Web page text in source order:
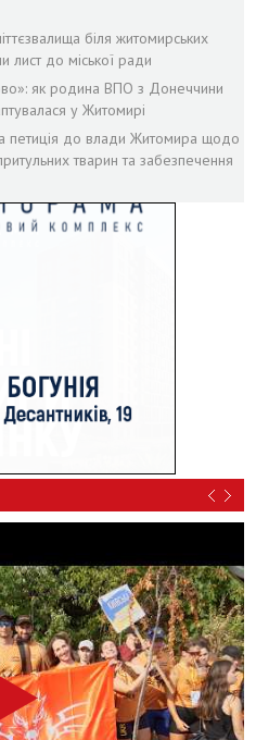
біля житомирських
лист до міської ради
як родина ВПО з Донеччини
у Житомирі
петиція до влади Житомира щодо
тварин та забезпечення